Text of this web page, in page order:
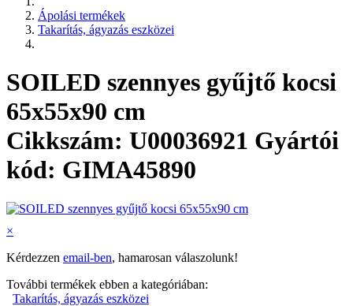
Ápolási termékek
Takarítás, ágyazás eszközei
SOILED szennyes gyűjtő kocsi
65x55x90 cm
Cikkszám: U00036921 Gyártói
kód: GIMA45890
×
Kérdezzen email-ben, hamarosan válaszolunk!
További termékek ebben a kategóriában:
Takarítás, ágyazás eszközei